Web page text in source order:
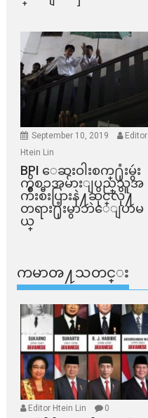
September 10, 2019
Editor
Htein Lin
BPI ​ေဆးဝါးစက္​႐ုံးမွဴး
ကိစၥအမ်ားျပည္​သူအ
က်ိဳးစီးပြားနဲ႔ဆိုင္​လို႔
တရား႐ုံးမွာဘဲေျပာမ
ယ္​
ကမာၻ႔သတင္း
Editor Htein Lin 0